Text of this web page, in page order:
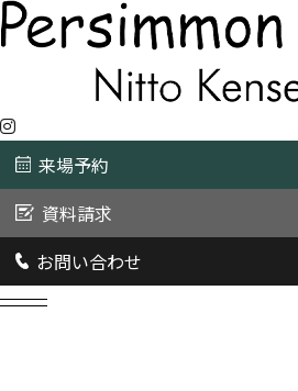
来場予約
資料請求
お問い合わせ